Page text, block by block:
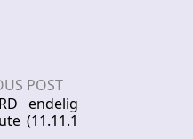
POST
endelig
(11.11.1